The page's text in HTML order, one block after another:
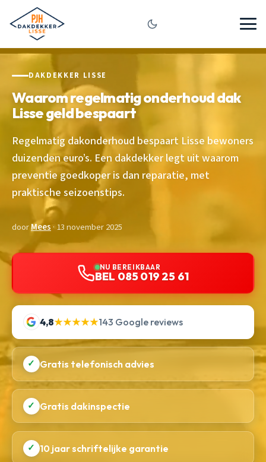
DAKDEKKER LISSE
Waarom regelmatig onderhoud dak
Lisse geld bespaart
Regelmatig dakonderhoud bespaart Lisse bewoners
duizenden euro’s. Een dakdekker legt uit waarom
preventie goedkoper is dan reparatie, met
praktische seizoenstips.
doorMees· 13 november 2025
NU BEREIKBAAR
BEL 085 019 25 61
4,8★★★★★143 Google reviews
✓ Gratis telefonisch advies
✓ Gratis dakinspectie
✓ 10 jaar schriftelijke garantie